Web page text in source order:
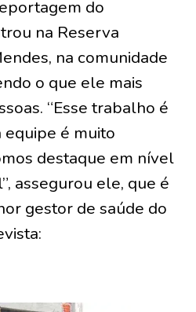
do
na Reserva
na comunidade
o que ele mais
“Esse trabalho é
equipe é muito
destaque em nível
assegurou ele, que é
gestor de saúde do